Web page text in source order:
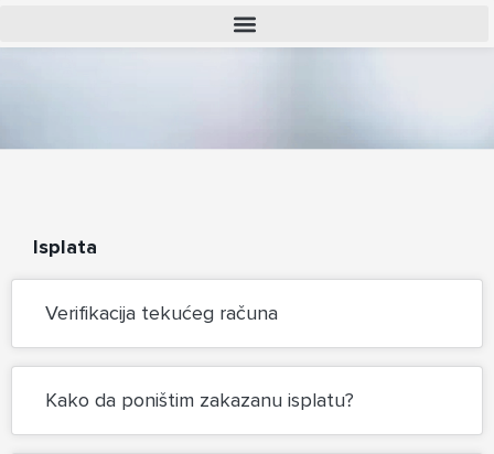
Isplata
Verifikacija tekućeg računa
Kako da poništim zakazanu isplatu?